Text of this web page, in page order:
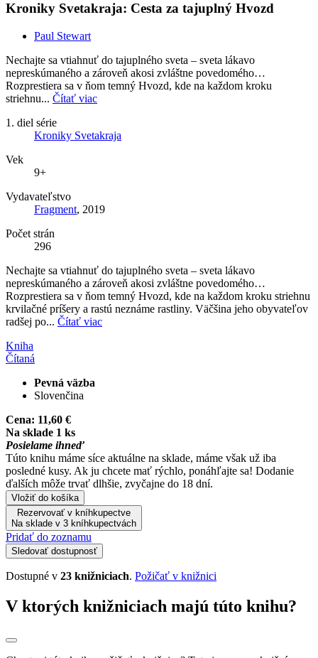
Kroniky Svetakraja: Cesta za tajuplný Hvozd
Paul Stewart
Nechajte sa vtiahnuť do tajuplného sveta – sveta lákavo
nepreskúmaného a zároveň akosi zvláštne povedomého…
Rozprestiera sa v ňom temný Hvozd, kde na každom kroku
striehnu... Čítať viac
1. diel série
Kroniky Svetakraja
Vek
9+
Vydavateľstvo
Fragment, 2019
Počet strán
296
Nechajte sa vtiahnuť do tajuplného sveta – sveta lákavo
nepreskúmaného a zároveň akosi zvláštne povedomého…
Rozprestiera sa v ňom temný Hvozd, kde na každom kroku striehnu
krvilačné príšery a rastú neznáme rastliny. Väčšina jeho obyvateľov
radšej po... Čítať viac
Kniha
Čítaná
Pevná väzba
Slovenčina
Cena: 11,60 €
Na sklade 1 ks
Posielame ihneď
Túto knihu máme síce aktuálne na sklade, máme však už iba
posledné kusy. Ak ju chcete mať rýchlo, ponáhľajte sa! Dodanie
ďalších môže trvať dlhšie, zvyčajne do 18 dní.
Vložiť do košíka
Rezervovať v kníhkupectve
Na sklade v 3 kníhkupectvách
Pridať do zoznamu
Sledovať dostupnosť
Dostupné v 23 knižniciach. Požičať v knižnici
V ktorých knižniciach majú túto knihu?